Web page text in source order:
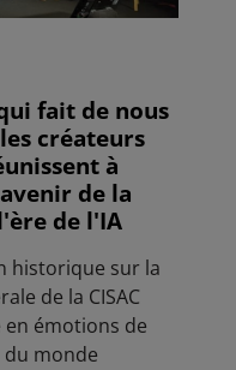
fait de nous
créateurs
à
de la
de l'IA
historique sur la
de la CISAC
émotions de
monde